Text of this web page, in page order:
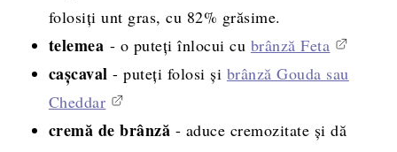
folosiți unt gras, cu 82% grăsime.
telemea - o puteți înlocui cu brânză Feta
cașcaval- puteți folosi și brânză Gouda sau
Cheddar
cremă de brânză - aduce cremozitate și dă